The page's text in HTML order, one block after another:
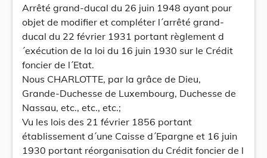
Arrêté grand-ducal du 26 juin 1948 ayant pour
objet de modifier et compléter l´arrêté grand-
ducal du 22 février 1931 portant règlement d
´exécution de la loi du 16 juin 1930 sur le Crédit
foncier de l´Etat.
Nous CHARLOTTE, par la grâce de Dieu,
Grande-Duchesse de Luxembourg, Duchesse de
Nassau, etc., etc., etc.;
Vu les lois des 21 février 1856 portant
établissement d´une Caisse d´Epargne et 16 juin
1930 portant réorganisation du Crédit foncier de l